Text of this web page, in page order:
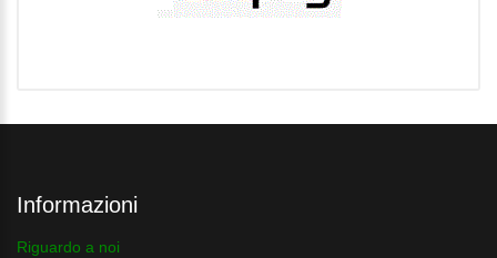
Informazioni
Riguardo a noi